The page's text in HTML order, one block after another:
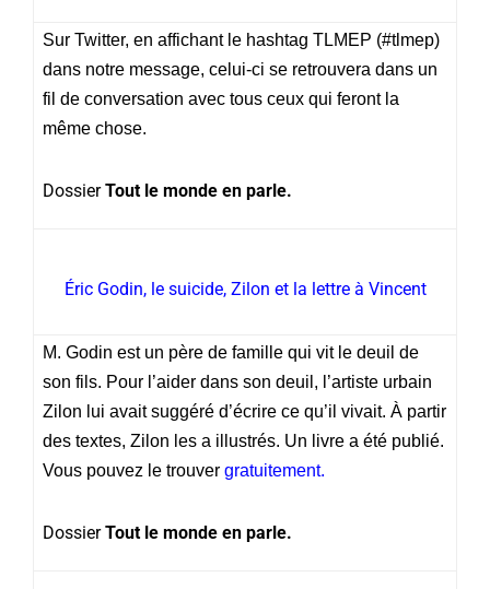
Sur Twitter, en affichant le hashtag TLMEP (#tlmep)
dans notre message, celui-ci se retrouvera dans un
fil de conversation avec tous ceux qui feront la
même chose.
DossierTout le monde en parle.
Éric Godin, le suicide, Zilon et la lettre à Vincent
M. Godin est un père de famille qui vit le deuil de
son fils. Pour l’aider dans son deuil, l’artiste urbain
Zilon lui avait suggéré d’écrire ce qu’il vivait. À partir
des textes, Zilon les a illustrés. Un livre a été publié.
Vous pouvez le trouver gratuitement.
DossierTout le monde en parle.